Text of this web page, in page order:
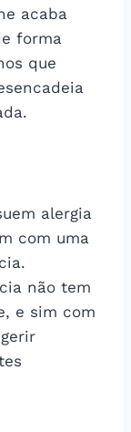
acaba
forma
que
alergia
com uma
não tem
e sim com